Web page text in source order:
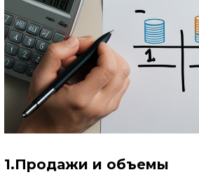
1.Продажи и объемы